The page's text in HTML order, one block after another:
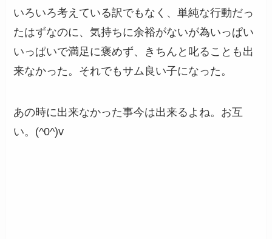
いろいろ考えている訳でもなく、単純な行動だっ
たはずなのに、気持ちに余裕がないが為いっぱい
いっぱいで満足に褒めず、きちんと叱ることも出
来なかった。それでもサム良い子になった。
あの時に出来なかった事今は出来るよね。お互
い。(^0^)v